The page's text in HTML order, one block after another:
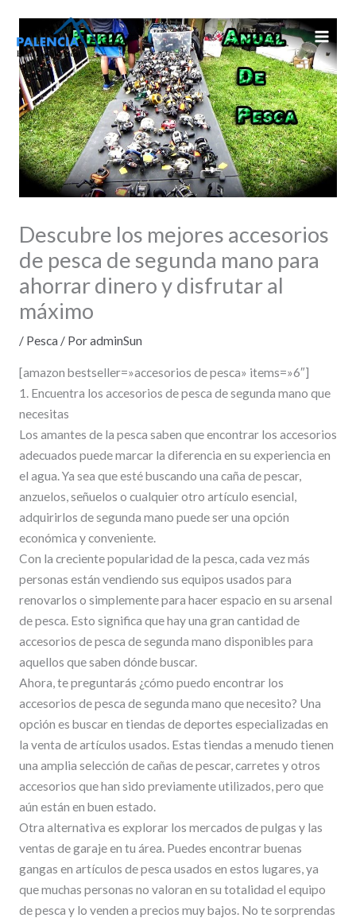
contenido
Descubre los mejores accesorios
de pesca de segunda mano para
ahorrar dinero y disfrutar al
máximo
/ Pesca / PoradminSun
[amazon bestseller=»accesorios de pesca» items=»6″]
1. Encuentra los accesorios de pesca de segunda mano que
necesitas
Los amantes de la pesca saben que encontrar los accesorios
adecuados puede marcar la diferencia en su experiencia en
el agua. Ya sea que esté buscando una caña de pescar,
anzuelos, señuelos o cualquier otro artículo esencial,
adquirirlos de segunda mano puede ser una opción
económica y conveniente.
Con la creciente popularidad de la pesca, cada vez más
personas están vendiendo sus equipos usados para
renovarlos o simplemente para hacer espacio en su arsenal
de pesca. Esto significa que hay una gran cantidad de
accesorios de pesca de segunda mano disponibles para
aquellos que saben dónde buscar.
Ahora, te preguntarás ¿cómo puedo encontrar los
accesorios de pesca de segunda mano que necesito? Una
opción es buscar en tiendas de deportes especializadas en
la venta de artículos usados. Estas tiendas a menudo tienen
una amplia selección de cañas de pescar, carretes y otros
accesorios que han sido previamente utilizados, pero que
aún están en buen estado.
Otra alternativa es explorar los mercados de pulgas y las
ventas de garaje en tu área. Puedes encontrar buenas
gangas en artículos de pesca usados ​​en estos lugares, ya
que muchas personas no valoran en su totalidad el equipo
de pesca y lo venden a precios muy bajos. No te sorprendas